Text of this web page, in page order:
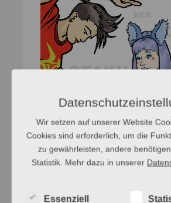
Wir setzen auf unserer Website
Cookies sind erforderlich, um die
zu gewährleisten, andere
Statistik. Mehr dazu in unserer
Essenziell